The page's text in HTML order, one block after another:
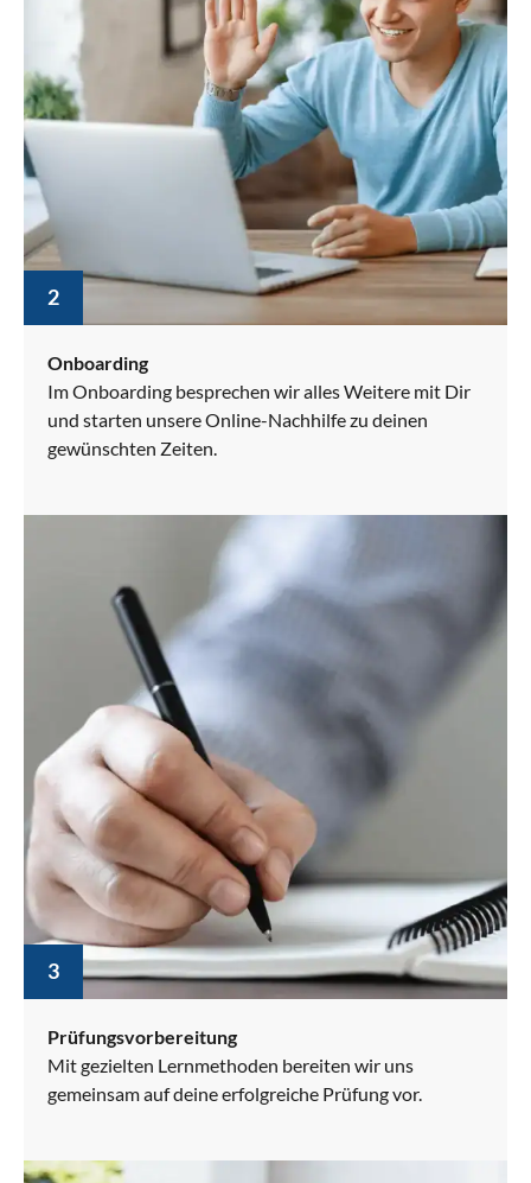
2
Onboarding
Im Onboarding besprechen wir alles Weitere mit Dir
und starten unsere Online-Nachhilfe zu deinen
gewünschten Zeiten.
3
Prüfungsvorbereitung
Mit gezielten Lernmethoden bereiten wir uns
gemeinsam auf deine erfolgreiche Prüfung vor.